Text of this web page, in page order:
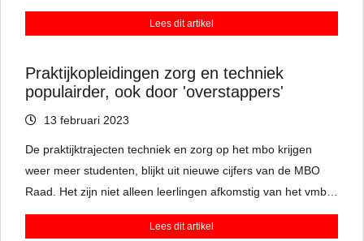
moet halen, zodat je verder mag naar je volgende jaar.
Docenten zijn kritisch en vinden het bindend studieadvies
aankunnen.
Lees dit artikel
Praktijkopleidingen zorg en techniek
populairder, ook door 'overstappers'
13 februari 2023
De praktijktrajecten techniek en zorg op het mbo krijgen
weer meer studenten, blijkt uit nieuwe cijfers van de MBO
Raad. Het zijn niet alleen leerlingen afkomstig van het vmbo.
Er zijn ook steeds meer mensen die zich laten omscholen,
van bijvoorbeeld manager in een supermarkt tot installateur
Lees dit artikel